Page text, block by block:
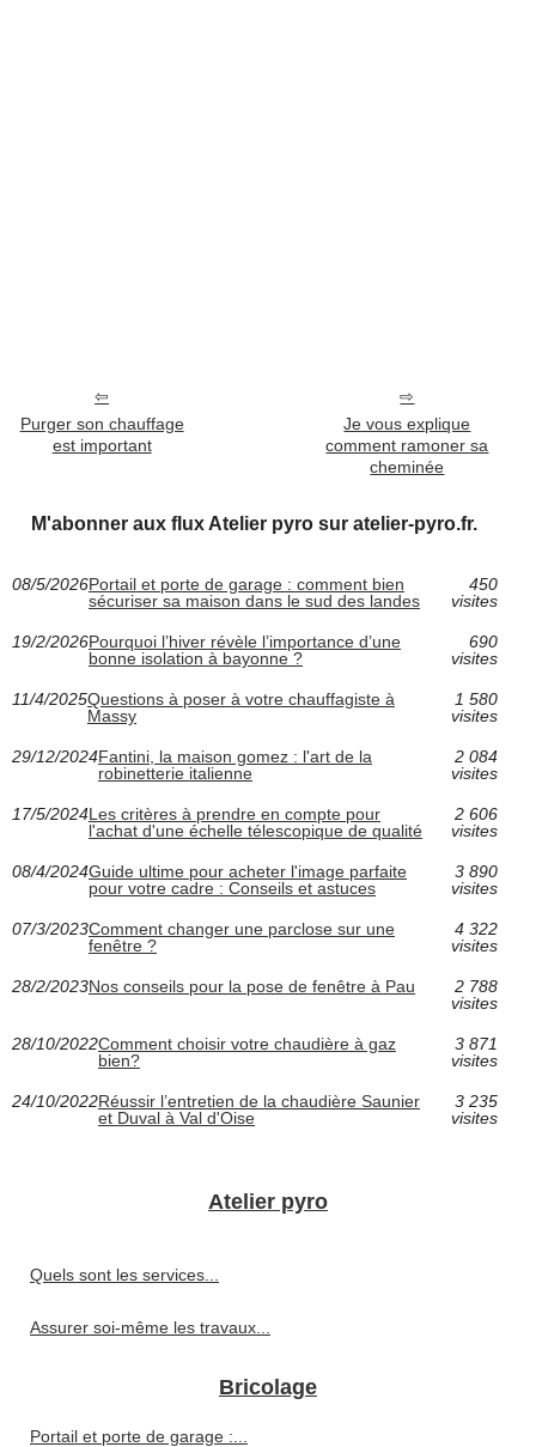
Purger son chauffage
est important
Je vous explique
comment ramoner sa
cheminée
M'abonner aux flux Atelier pyro sur atelier-pyro.fr.
08/5/2026Portail et porte de garage : comment bien
sécuriser sa maison dans le sud des landes
450
visites
19/2/2026Pourquoi l’hiver révèle l’importance d’une
bonne isolation à bayonne ?
690
visites
11/4/2025Questions à poser à votre chauffagiste à
Massy
1 580
visites
29/12/2024Fantini, la maison gomez : l'art de la
robinetterie italienne
2 084
visites
17/5/2024Les critères à prendre en compte pour
l'achat d'une échelle télescopique de qualité
2 606
visites
08/4/2024Guide ultime pour acheter l'image parfaite
pour votre cadre : Conseils et astuces
3 890
visites
07/3/2023Comment changer une parclose sur une
fenêtre ?
4 322
visites
28/2/2023Nos conseils pour la pose de fenêtre à Pau
2 788
visites
28/10/2022Comment choisir votre chaudière à gaz
bien?
3 871
visites
24/10/2022Réussir l’entretien de la chaudière Saunier
et Duval à Val d'Oise
3 235
visites
Atelier pyro
Quels sont les services...
Assurer soi-même les travaux...
Bricolage
Portail et porte de garage :...